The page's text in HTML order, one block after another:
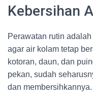
Kebersihan
Perawatan rutin
agar air kolam tetap
kotoran, daun, dan
pekan, sudah
dan membersihkannya.